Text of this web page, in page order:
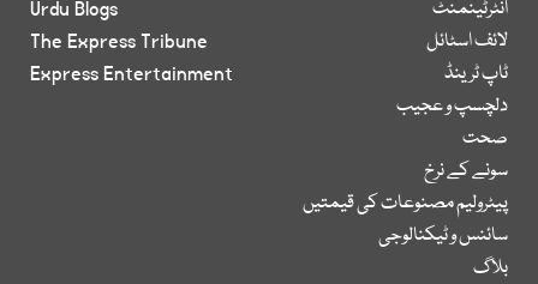
انٹرٹینمنٹ
لائف اسٹائل
ٹاپ ٹرینڈ
دلچسپ و عجیب
صحت
سونے کے نرخ
پیٹرولیم مصنوعات کی قیمتیں
سائنس و ٹیکنالوجی
بلاگ
Urdu Blogs
The Express Tribune
Express Entertainment